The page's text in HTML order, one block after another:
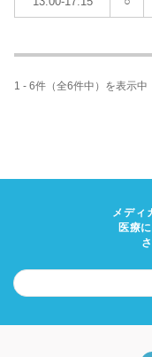
1 - 6件（全6件中）を表示中
メディ
医療